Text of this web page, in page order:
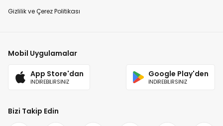
Gizlilik ve Çerez Politikası
Mobil Uygulamalar
App Store'dan
İNDİREBİLİRSİNİZ
Google Play'den
İNDİREBİLİRSİNİZ
Bizi Takip Edin